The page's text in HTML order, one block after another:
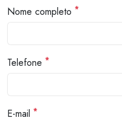
Nome completo *
Telefone *
E-mail *